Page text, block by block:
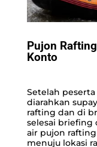
Pujon
Konto
Setelah
diarahkan
rafting dan di
selesai briefing
air pujon
menuju lokasi